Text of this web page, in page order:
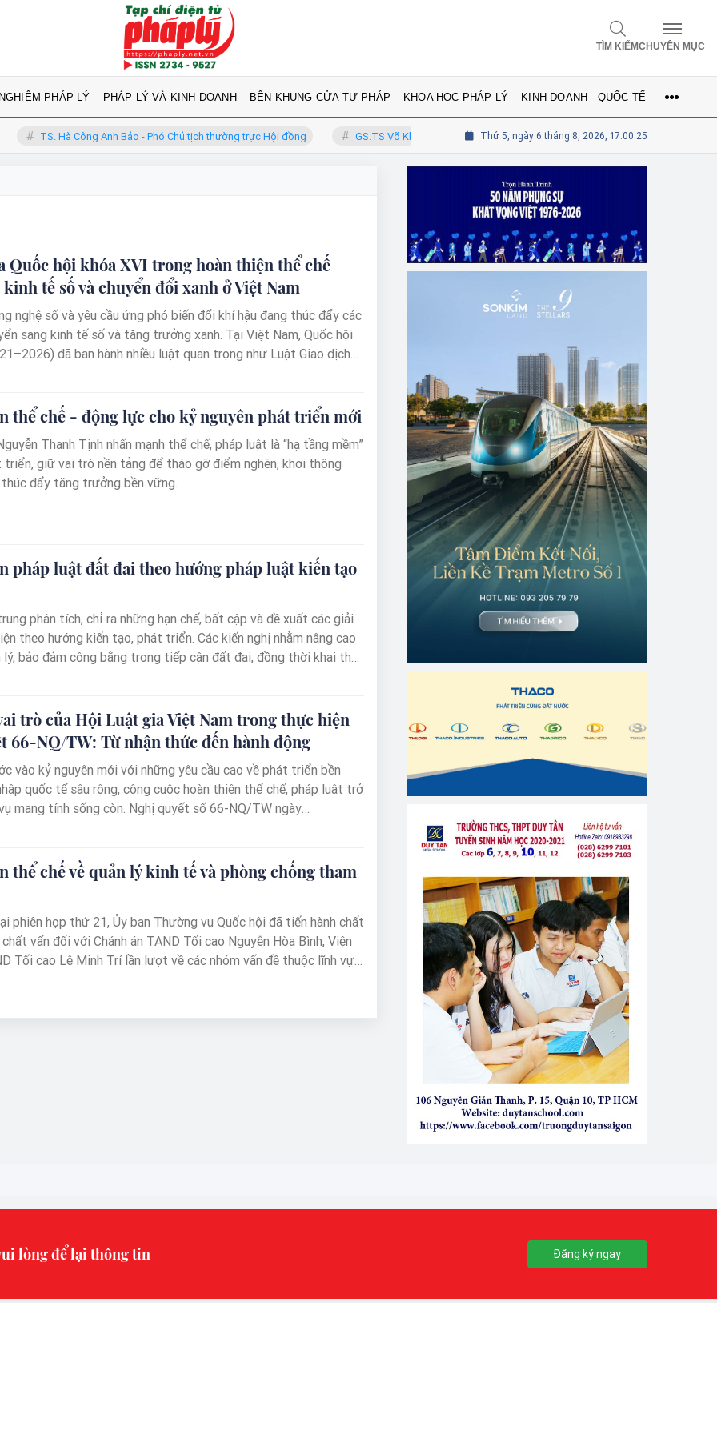
TÌM KIẾMCHUYÊN MỤC
PHÁP LÝ PHÁP LÝ VÀ KINH DOANH BÊN KHUNG CỬA TƯ PHÁP KHOA HỌC PHÁP LÝ KINH DOANH - QUỐC TẾ
TS. Hà Công Anh Bảo - Phó Chủ tịch thường trực Hội đồng GS.TS Võ Khánh Vinh - Ủy viên Hội đồng Tổng biên tập Lê Thị Mai
Thứ 5, ngày 6 tháng 8, 2026, 17:00:25
Quốc hội khóa XVI trong hoàn thiện thể chế
tế số và chuyển đổi xanh ở Việt Nam
nghệ số và yêu cầu ứng phó biến đổi khí hậu đang thúc đẩy các
sang kinh tế số và tăng trưởng xanh. Tại Việt Nam, Quốc hội
đã ban hành nhiều luật quan trọng như Luật Giao dịch
thể chế - động lực cho kỷ nguyên phát triển mới
Thanh Tịnh nhấn mạnh thể chế, pháp luật là “hạ tầng mềm”
triển, giữ vai trò nền tảng để tháo gỡ điểm nghẽn, khơi thông
đẩy tăng trưởng bền vững.
pháp luật đất đai theo hướng pháp luật kiến tạo
phân tích, chỉ ra những hạn chế, bất cập và đề xuất các giải
theo hướng kiến tạo, phát triển. Các kiến nghị nhằm nâng cao
lý, bảo đảm công bằng trong tiếp cận đất đai, đồng thời khai thác
trò của Hội Luật gia Việt Nam trong thực hiện
66-NQ/TW: Từ nhận thức đến hành động
vào kỷ nguyên mới với những yêu cầu cao về phát triển bền
quốc tế sâu rộng, công cuộc hoàn thiện thể chế, pháp luật trở
mang tính sống còn. Nghị quyết số 66-NQ/TW ngày
Để hiện thực hóa tinh thần Nghị quyết 66, việc phát huy vai
chức chính trị xã hội, xã hội nghề nghiệp, đặc biệt là Hội Luật gia
luật gia cả nước, là một yêu cầu khách quan và cấp thiết. Bài
tích quá trình chuyển đổi mang tính bước ngoặt ở Hội Luật
Từ việc nhận thức sâu sắc những chủ trương cốt lõi của Nghị
việc cụ thể hóa thành các hoạt động thực tiễn, đồng thời chỉ ra
thể chế về quản lý kinh tế và phòng chống tham
phiên họp thứ 21, Ủy ban Thường vụ Quốc hội đã tiến hành chất
vấn đối với Chánh án TAND Tối cao Nguyễn Hòa Bình, Viện
Tối cao Lê Minh Trí lần lượt về các nhóm vấn đề thuộc lĩnh vực
tài sản bị thất thoát, chiếm đoạt,… được các đại biểu tập trung